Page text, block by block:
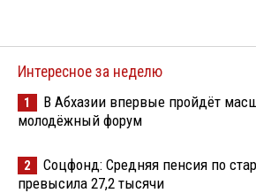
Интересное за неделю
1
В Абхазии впервые пройдёт
молодёжный форум
2
Соцфонд: Средняя пенсия по
превысила 27,2 тысячи